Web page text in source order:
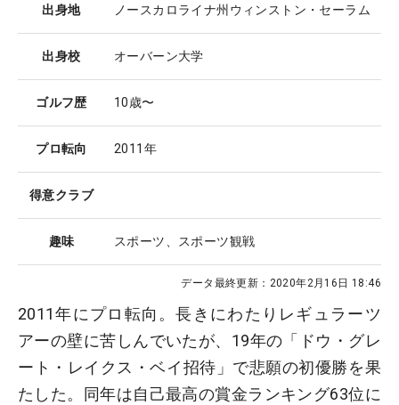
出身地 ノースカロライナ州ウィンストン・セーラム
出身校 オーバーン大学
ゴルフ歴 10歳〜
プロ転向 2011年
得意クラブ
趣味 スポーツ、スポーツ観戦
データ最終更新： 2020年2月16日 18:46
2011年にプロ転向。長きにわたりレギュラーツ
アーの壁に苦しんでいたが、19年の「ドウ・グレ
ート・レイクス・ベイ招待」で悲願の初優勝を果
たした。同年は自己最高の賞金ランキング63位に